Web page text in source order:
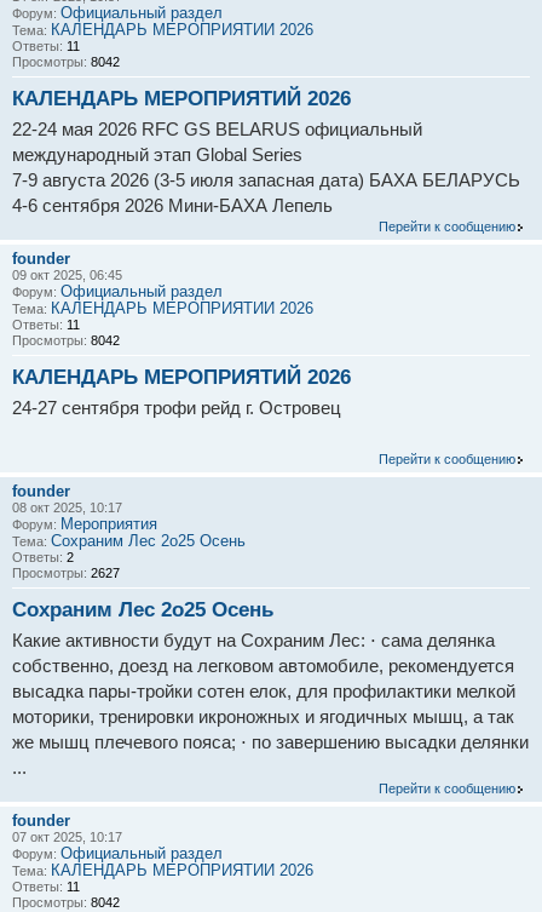
Форум: Официальный раздел
Тема: КАЛЕНДАРЬ МЕРОПРИЯТИЙ 2026
Ответы: 11
Просмотры: 8042
КАЛЕНДАРЬ МЕРОПРИЯТИЙ 2026
22-24 мая 2026 RFC GS BELARUS официальный
международный этап Global Series
7-9 августа 2026 (3-5 июля запасная дата) БАХА БЕЛАРУСЬ
4-6 сентября 2026 Мини-БАХА Лепель
Перейти к сообщению
founder
09 окт 2025, 06:45
Форум: Официальный раздел
Тема: КАЛЕНДАРЬ МЕРОПРИЯТИЙ 2026
Ответы: 11
Просмотры: 8042
КАЛЕНДАРЬ МЕРОПРИЯТИЙ 2026
24-27 сентября трофи рейд г. Островец
Перейти к сообщению
founder
08 окт 2025, 10:17
Форум: Мероприятия
Тема: Сохраним Лес 2о25 Осень
Ответы: 2
Просмотры: 2627
Сохраним Лес 2о25 Осень
Какие активности будут на Сохраним Лес: ⋅ сама делянка
собственно, доезд на легковом автомобиле, рекомендуется
высадка пары-тройки сотен елок, для профилактики мелкой
моторики, тренировки икроножных и ягодичных мышц, а так
же мышц плечевого пояса; ⋅ по завершению высадки делянки
...
Перейти к сообщению
founder
07 окт 2025, 10:17
Форум: Официальный раздел
Тема: КАЛЕНДАРЬ МЕРОПРИЯТИЙ 2026
Ответы: 11
Просмотры: 8042